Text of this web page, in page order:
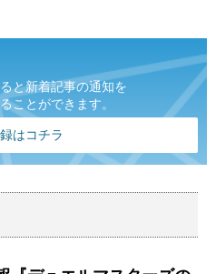
と新着記事の通知を
ことができます。
はコチラ